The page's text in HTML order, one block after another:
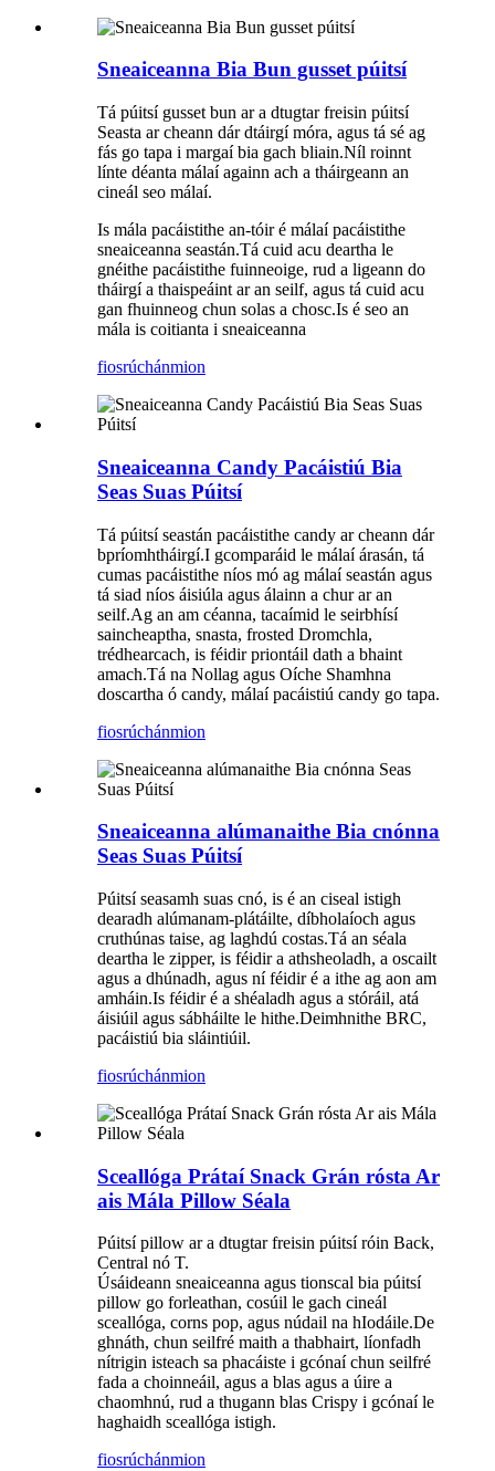
Sneaiceanna Bia Bun gusset púitsí
Tá púitsí gusset bun ar a dtugtar freisin púitsí
Seasta ar cheann dár dtáirgí móra, agus tá sé ag
fás go tapa i margaí bia gach bliain.Níl roinnt
línte déanta málaí againn ach a tháirgeann an
cineál seo málaí.
Is mála pacáistithe an-tóir é málaí pacáistithe
sneaiceanna seastán.Tá cuid acu deartha le
gnéithe pacáistithe fuinneoige, rud a ligeann do
tháirgí a thaispeáint ar an seilf, agus tá cuid acu
gan fhuinneog chun solas a chosc.Is é seo an
mála is coitianta i sneaiceanna
fiosrúchánmion
Sneaiceanna Candy Pacáistiú Bia
Seas Suas Púitsí
Tá púitsí seastán pacáistithe candy ar cheann dár
bpríomhtháirgí.I gcomparáid le málaí árasán, tá
cumas pacáistithe níos mó ag málaí seastán agus
tá siad níos áisiúla agus álainn a chur ar an
seilf.Ag an am céanna, tacaímid le seirbhísí
saincheaptha, snasta, frosted Dromchla,
trédhearcach, is féidir priontáil dath a bhaint
amach.Tá na Nollag agus Oíche Shamhna
doscartha ó candy, málaí pacáistiú candy go tapa.
fiosrúchánmion
Sneaiceanna alúmanaithe Bia cnónna
Seas Suas Púitsí
Púitsí seasamh suas cnó, is é an ciseal istigh
dearadh alúmanam-plátáilte, díbholaíoch agus
cruthúnas taise, ag laghdú costas.Tá an séala
deartha le zipper, is féidir a athsheoladh, a oscailt
agus a dhúnadh, agus ní féidir é a ithe ag aon am
amháin.Is féidir é a shéaladh agus a stóráil, atá
áisiúil agus sábháilte le hithe.Deimhnithe BRC,
pacáistiú bia sláintiúil.
fiosrúchánmion
Sceallóga Prátaí Snack Grán rósta Ar
ais Mála Pillow Séala
Púitsí pillow ar a dtugtar freisin púitsí róin Back,
Central nó T.
Úsáideann sneaiceanna agus tionscal bia púitsí
pillow go forleathan, cosúil le gach cineál
sceallóga, corns pop, agus núdail na hIodáile.De
ghnáth, chun seilfré maith a thabhairt, líonfadh
nítrigin isteach sa phacáiste i gcónaí chun seilfré
fada a choinneáil, agus a blas agus a úire a
chaomhnú, rud a thugann blas Crispy i gcónaí le
haghaidh sceallóga istigh.
fiosrúchánmion